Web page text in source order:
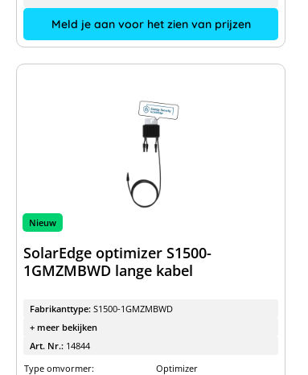
Meld je aan voor het zien van prijzen
Nieuw
SolarEdge optimizer S1500-
1GMZMBWD lange kabel
Fabrikanttype: S1500-1GMZMBWD
+ meer bekijken
Art. Nr.: 14844
Type omvormer:
Optimizer